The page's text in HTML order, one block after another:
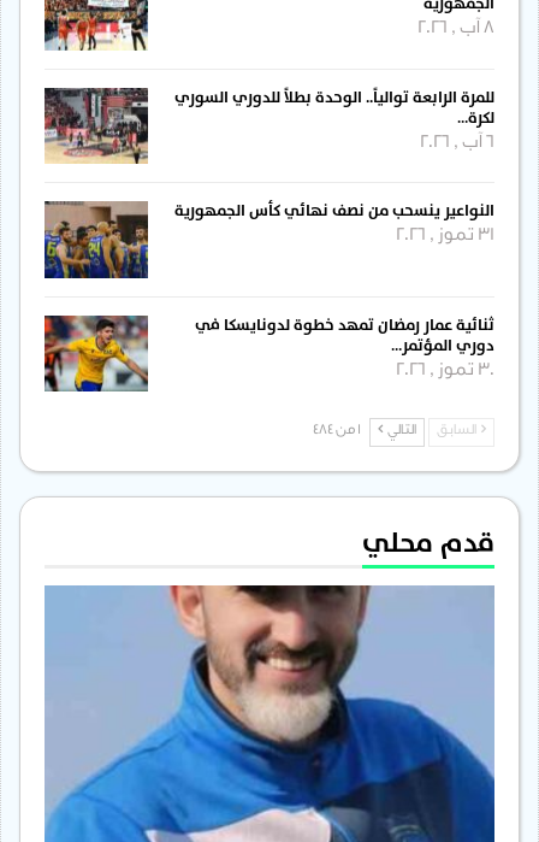
للمرة الرابعة توالياً.. الوحدة بطلاً للدوري السوري
لكرة…
النواعير ينسحب من نصف نهائي كأس الجمهورية
31 تموز , 2026
ثنائية عمار رمضان تمهد خطوة لدونايسكا في
دوري المؤتمر…
30 تموز , 2026
السابق التالي
قدم محلي